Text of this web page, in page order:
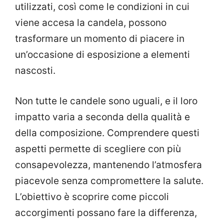
utilizzati, così come le condizioni in cui
viene accesa la candela, possono
trasformare un momento di piacere in
un’occasione di esposizione a elementi
nascosti.
Non tutte le candele sono uguali, e il loro
impatto varia a seconda della qualità e
della composizione. Comprendere questi
aspetti permette di scegliere con più
consapevolezza, mantenendo l’atmosfera
piacevole senza compromettere la salute.
L’obiettivo è scoprire come piccoli
accorgimenti possano fare la differenza,